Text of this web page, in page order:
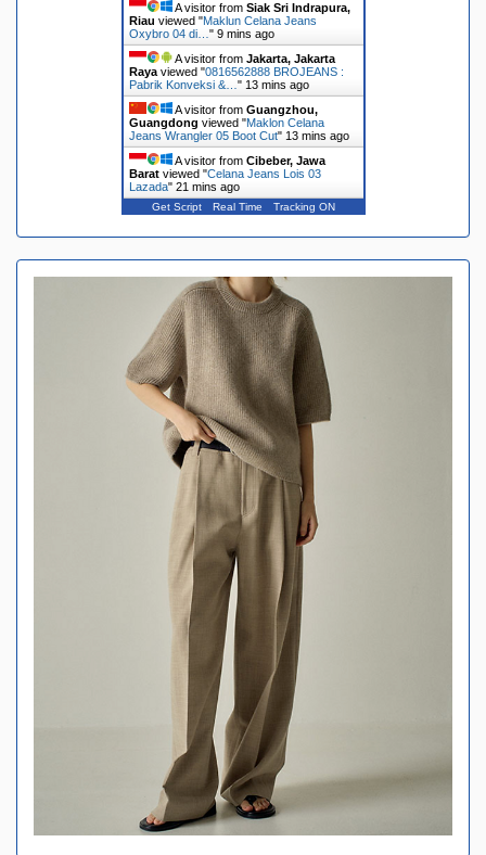
A visitor from Siak Sri Indrapura,
Riau viewed "Maklun Celana Jeans
Oxybro 04 di… " 9 mins ago
A visitor from Jakarta, Jakarta
Rayaviewed "0816562888 BROJEANS :
Pabrik Konveksi &… " 13 mins ago
A visitor from Guangzhou,
Guangdong viewed "Maklon Celana
Jeans Wrangler 05 Boot Cut" 13 mins ago
A visitor from Cibeber, Jawa
Baratviewed "Celana Jeans Lois 03
Lazada" 21 mins ago
Get Script Real Time Tracking ON